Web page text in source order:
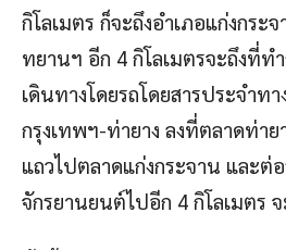
กิโลเมตร ก็จะถึงอำเภอแก่งกระ
ทยานฯ อีก 4 กิโลเมตรจะถึงที่ท
เดินทางโดยรถโดยสารประจำทา
กรุงเทพฯ-ท่ายาง ลงที่ตลาดท่า
แถวไปตลาดแก่งกระจาน และต่
จักรยานยนต์ไปอีก 4 กิโลเมตร